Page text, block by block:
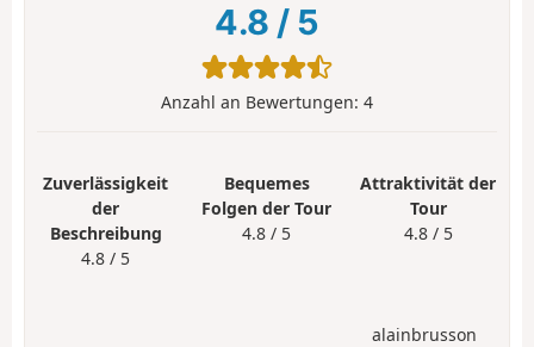
4.8 / 5
Anzahl an Bewertungen: 4
Zuverlässigkeit
der
Beschreibung
4.8 / 5
Bequemes
Folgen der Tour
4.8 / 5
Attraktivität der
Tour
4.8 / 5
alainbrusson